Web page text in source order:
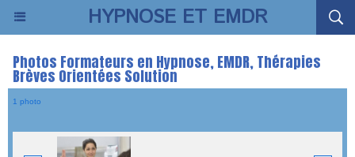
HYPNOSE ET EMDR
Photos Formateurs en Hypnose, EMDR, Thérapies
Brèves Orientées Solution
1 photo